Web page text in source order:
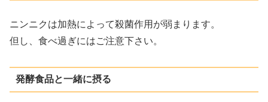
ニンニクは加熱によって殺菌作用が弱まります。
但し、食べ過ぎにはご注意下さい。
発酵食品と一緒に摂る